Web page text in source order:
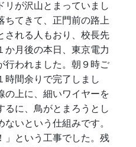
リが沢山とまっていまし
ちてきて、正門前の路上
される人もおり、校長先
か月後の本日、東京電力
行われました。朝９時ご
時間余りで完了しまし
の上に、細いワイヤーを
るに、鳥がとまろうとし
いという仕組みです。
」という工事でした。残